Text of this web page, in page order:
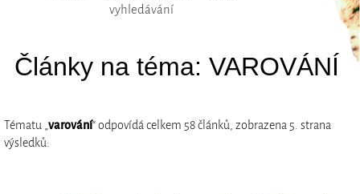
vyhledávání
Články na téma: VAROVÁNÍ
Tématu „varování“ odpovídá celkem 58 článků, zobrazena 5. strana
výsledků: